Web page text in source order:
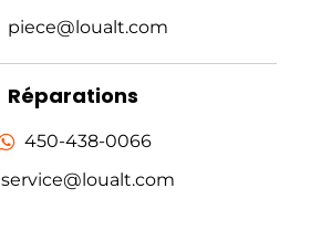
piece@loualt.com
Réparations
450-438-0066
service@loualt.com